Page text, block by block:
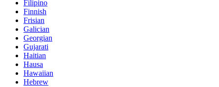
Filipino
Finnish
Frisian
Galician
Georgian
Gujarati
Haitian
Hausa
Hawaiian
Hebrew